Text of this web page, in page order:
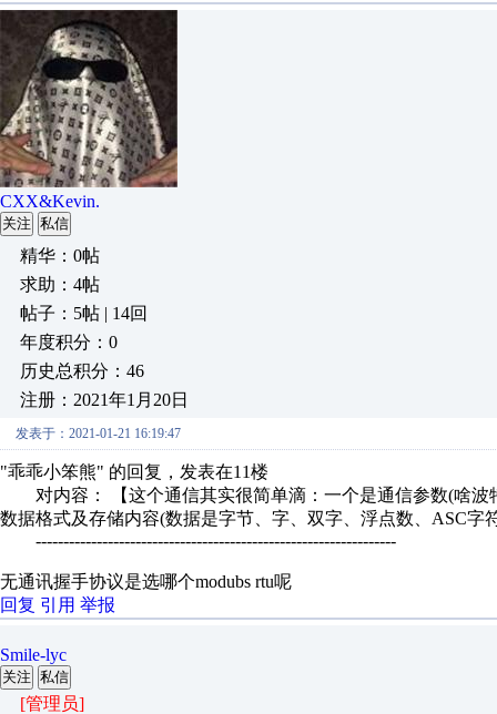
CXX&Kevin.
关注 私信
精华：0帖
求助：4帖
帖子：5帖 | 14回
年度积分：0
历史总积分：46
注册：2021年1月20日
发表于：2021-01-21 16:19:47
"乖乖小笨熊" 的回复，发表在11楼
对内容： 【这个通信其实很简单滴：一个是通信参数(啥波
数据格式及存储内容(数据是字节、字、双字、浮点数、ASC
-----------------------------------------------------------------
无通讯握手协议是选哪个modubs rtu呢
回复 引用 举报
Smile-lyc
关注 私信
[管理员]